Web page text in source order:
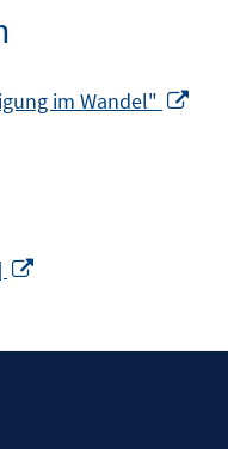
im Wandel"
new